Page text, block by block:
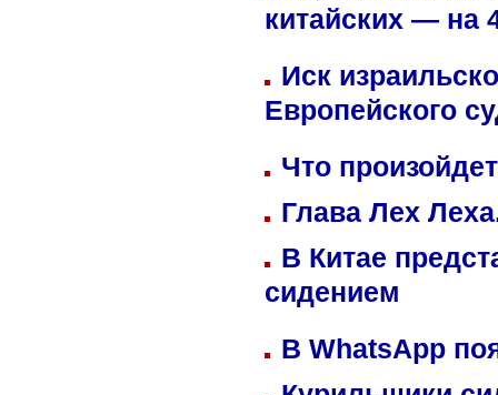
китайских — на
Иск
Европейского
Что
Глава Лех
В Китае
сидением
В WhatsApp